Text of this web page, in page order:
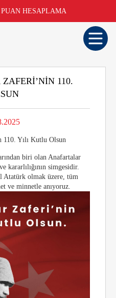
PUAN HESAPLAMA
110.
Yılı Kutlu Olsun
biri olan Anafartalar
simgesidir.
Atatürk olmak üzere, tüm
ve minnetle anıyoruz.